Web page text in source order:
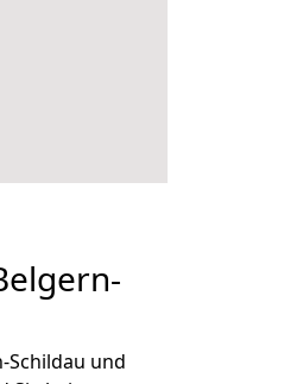
Schildau und